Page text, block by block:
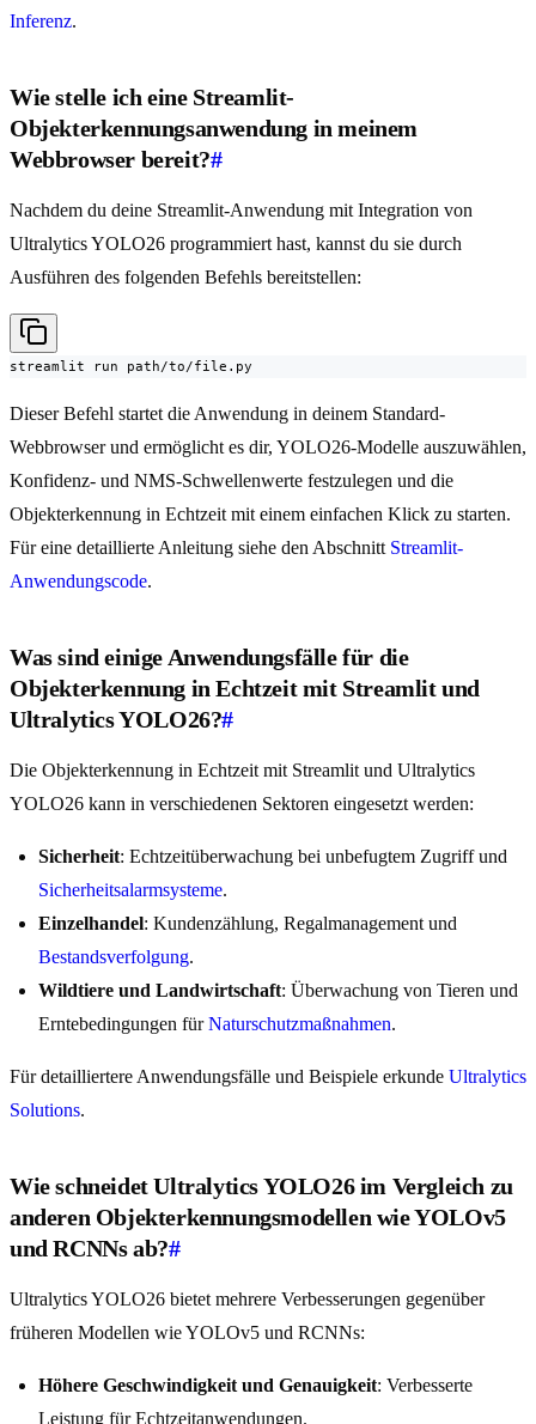
Inferenz.
Wie stelle ich eine Streamlit-
Objekterkennungsanwendung in meinem
Webbrowser bereit?#
Nachdem du deine Streamlit-Anwendung mit Integration von
Ultralytics YOLO26 programmiert hast, kannst du sie durch
Ausführen des folgenden Befehls bereitstellen:
streamlit run path/to/file.py
Dieser Befehl startet die Anwendung in deinem Standard-
Webbrowser und ermöglicht es dir, YOLO26-Modelle auszuwählen,
Konfidenz- und NMS-Schwellenwerte festzulegen und die
Objekterkennung in Echtzeit mit einem einfachen Klick zu starten.
Für eine detaillierte Anleitung siehe den Abschnitt Streamlit-
Anwendungscode.
Was sind einige Anwendungsfälle für die
Objekterkennung in Echtzeit mit Streamlit und
Ultralytics YOLO26?#
Die Objekterkennung in Echtzeit mit Streamlit und Ultralytics
YOLO26 kann in verschiedenen Sektoren eingesetzt werden:
Sicherheit: Echtzeitüberwachung bei unbefugtem Zugriff und
Sicherheitsalarmsysteme.
Einzelhandel: Kundenzählung, Regalmanagement und
Bestandsverfolgung.
Wildtiere und Landwirtschaft: Überwachung von Tieren und
Erntebedingungen fürNaturschutzmaßnahmen.
Für detailliertere Anwendungsfälle und Beispiele erkunde Ultralytics
Solutions.
Wie schneidet Ultralytics YOLO26 im Vergleich zu
anderen Objekterkennungsmodellen wie YOLOv5
und RCNNs ab?#
Ultralytics YOLO26 bietet mehrere Verbesserungen gegenüber
früheren Modellen wie YOLOv5 und RCNNs:
Höhere Geschwindigkeit und Genauigkeit: Verbesserte
Leistung für Echtzeitanwendungen.